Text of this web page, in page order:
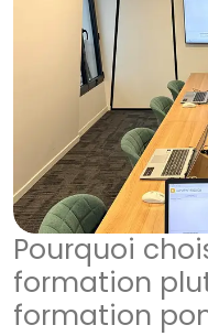
Pourquoi
formation
formation